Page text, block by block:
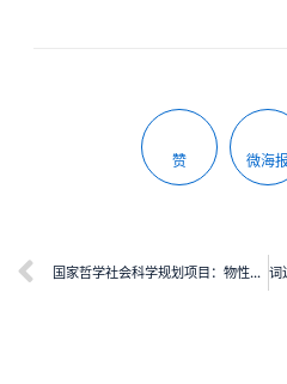
赞 微海报
国家哲学社会科学规划项目：物性叙事研究